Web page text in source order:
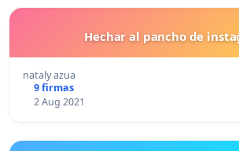
Hechar al pancho de
nataly azua
9 firmas
2 Aug 2021